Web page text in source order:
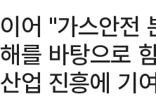
이어 "가스안전
해를 바탕으로
산업 진흥에 기